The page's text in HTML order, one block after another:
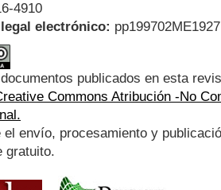
4910
electrónico:
publicados en esta
Commons Atribución -No
el envío, procesamiento y
gratuito.